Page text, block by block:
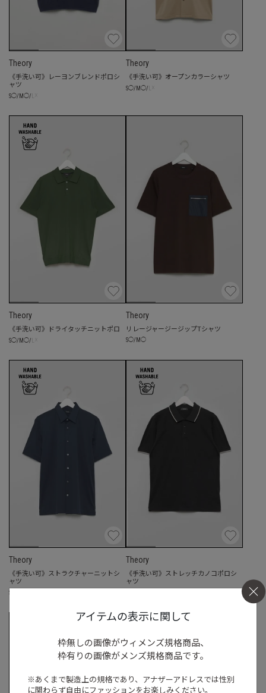
Theory
《手洗い可》レーヨンブレンドポロシ
ャツ
S◯/ M ◯/
Theory
《手洗い可》オープンカラーシャツ
S◯/ M ◯/
Theory
《手洗い可》ドライタッチニットポロ
S◯/ M ◯/
Theory
リレージャージージップTシャツ
S◯/ M ◯
Theory
《手洗い可》ストラクチャーニットシ
ャツ
S
Theory
《手洗い可》ストレッチカノコポロシ
ャツ
アイテムの表示に関して
枠無しの画像がウィメンズ規格商品、
枠有りの画像がメンズ規格商品です。
※あくまで製造上の規格であり、アナザーアドレスでは性別
に関わらず自由にファッションをお楽しみください。